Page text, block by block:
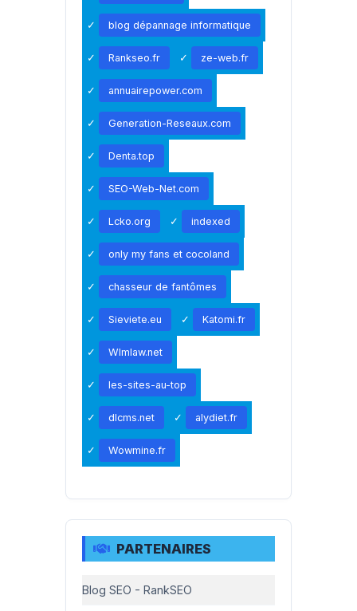
blog dépannage informatique
Rankseo.fr ze-web.fr
annuairepower.com
Generation-Reseaux.com
Denta.top
SEO-Web-Net.com
Lcko.org indexed
only my fans et cocoland
chasseur de fantômes
Sieviete.eu Katomi.fr
Wlmlaw.net
les-sites-au-top
dlcms.net alydiet.fr
Wowmine.fr
PARTENAIRES
Blog SEO - RankSEO